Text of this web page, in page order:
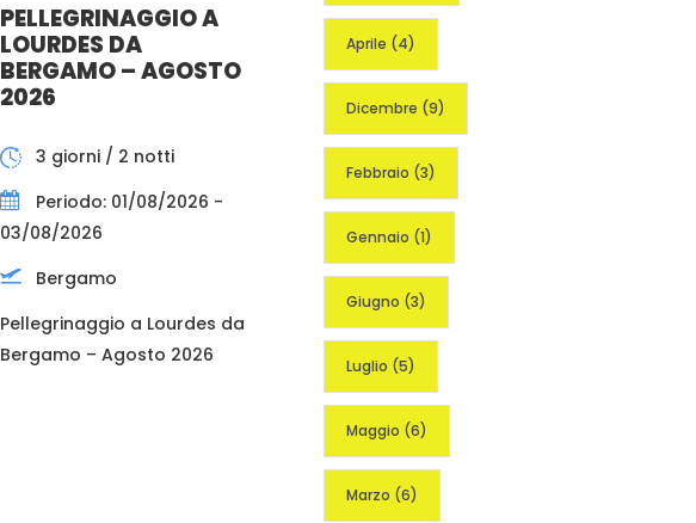
PELLEGRINAGGIO A
LOURDES DA
BERGAMO – AGOSTO
2026
3 giorni / 2 notti
Periodo: 01/08/2026 -
03/08/2026
Bergamo
Pellegrinaggio a Lourdes da
Bergamo – Agosto 2026
Aprile (4)
Dicembre (9)
Febbraio (3)
Gennaio (1)
Giugno (3)
Luglio (5)
Maggio (6)
Marzo (6)